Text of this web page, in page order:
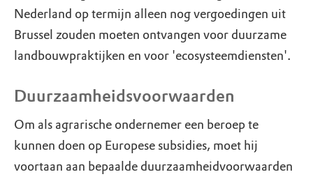
Nederland op termijn alleen nog vergoedingen uit
Brussel zouden moeten ontvangen voor duurzame
landbouwpraktijken en voor 'ecosysteemdiensten'.
Duurzaamheidsvoorwaarden
Om als agrarische ondernemer een beroep te
kunnen doen op Europese subsidies, moet hij
voortaan aan bepaalde duurzaamheidvoorwaarden